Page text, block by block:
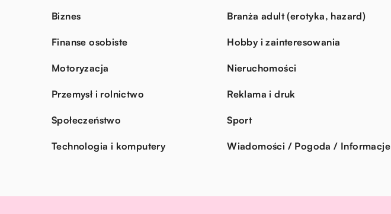
Biznes Branża adult (erotyka, hazard)
Finanse osobiste Hobby i zainteresowania
Motoryzacja Nieruchomości
Przemysł i rolnictwo Reklama i druk
Społeczeństwo Sport
Technologia i komputery Wiadomości / Pogoda / Informacje